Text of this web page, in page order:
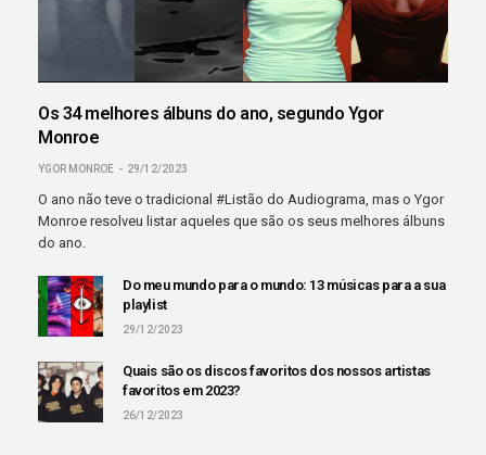
Os 34 melhores álbuns do ano, segundo Ygor
Monroe
YGOR MONROE 29/12/2023
O ano não teve o tradicional #Listão do Audiograma, mas o Ygor
Monroe resolveu listar aqueles que são os seus melhores álbuns
do ano.
Do meu mundo para o mundo: 13 músicas para a sua
playlist
29/12/2023
Quais são os discos favoritos dos nossos artistas
favoritos em 2023?
26/12/2023